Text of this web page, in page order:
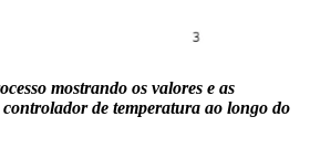
mostrando os valores e as
controlador de temperatura ao longo do